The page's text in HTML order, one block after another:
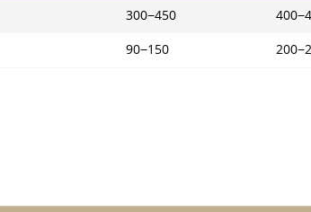
300−450
90−150